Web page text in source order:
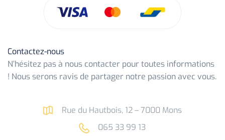
Contactez-nous
N’hésitez pas à nous contacter pour toutes informations
! Nous serons ravis de partager notre passion avec vous.
Rue du Hautbois, 12 – 7000 Mons
065 33 99 13